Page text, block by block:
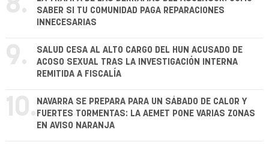
SABER SI TU COMUNIDAD PAGA REPARACIONES
INNECESARIAS
9.
SALUD CESA AL ALTO CARGO DEL HUN ACUSADO DE
ACOSO SEXUAL TRAS LA INVESTIGACIÓN INTERNA
REMITIDA A FISCALÍA
10. NAVARRA SE PREPARA PARA UN SÁBADO DE CALOR Y
FUERTES TORMENTAS: LA AEMET PONE VARIAS ZONAS
EN AVISO NARANJA